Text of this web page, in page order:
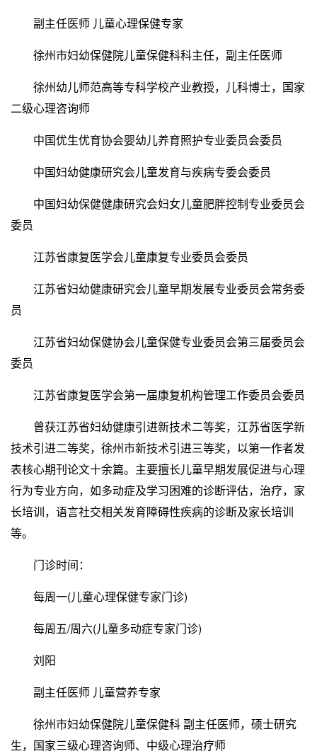
副主任医师 儿童心理保健专家
徐州市妇幼保健院儿童保健科科主任，副主任医师
徐州幼儿师范高等专科学校产业教授，儿科博士，国家
二级心理咨询师
中国优生优育协会婴幼儿养育照护专业委员会委员
中国妇幼健康研究会儿童发育与疾病专委会委员
中国妇幼保健健康研究会妇女儿童肥胖控制专业委员会
委员
江苏省康复医学会儿童康复专业委员会委员
江苏省妇幼健康研究会儿童早期发展专业委员会常务委
员
江苏省妇幼保健协会儿童保健专业委员会第三届委员会
委员
江苏省康复医学会第一届康复机构管理工作委员会委员
曾获江苏省妇幼健康引进新技术二等奖，江苏省医学新
技术引进二等奖，徐州市新技术引进三等奖，以第一作者发
表核心期刊论文十余篇。主要擅长儿童早期发展促进与心理
行为专业方向，如多动症及学习困难的诊断评估，治疗，家
长培训，语言社交相关发育障碍性疾病的诊断及家长培训
等。
门诊时间：
每周一(儿童心理保健专家门诊)
每周五/周六(儿童多动症专家门诊)
刘阳
副主任医师 儿童营养专家
徐州市妇幼保健院儿童保健科 副主任医师，硕士研究
生，国家三级心理咨询师、中级心理治疗师